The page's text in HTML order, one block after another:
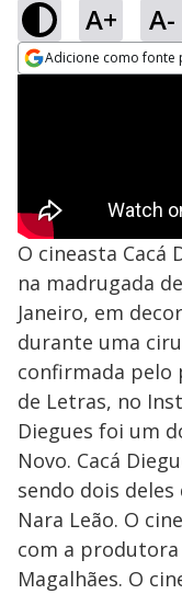
A+ A-
Adicione como fonte
O cineasta Cacá
na madrugada
Janeiro, em
durante uma
confirmada pelo
de Letras, no
Diegues foi um
Novo. Cacá
sendo dois
Nara Leão. O
com a produtora
Magalhães. O